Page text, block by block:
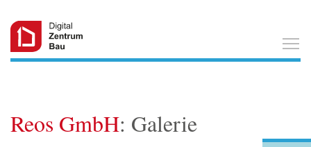
Reos GmbH: Galerie